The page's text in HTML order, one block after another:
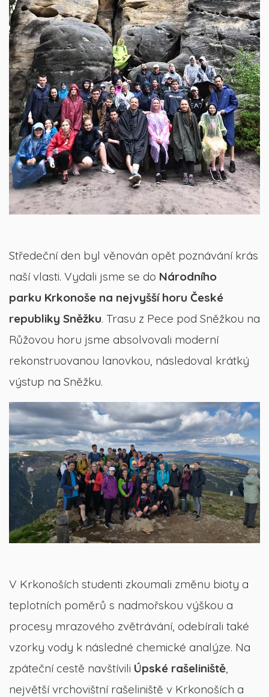
Středeční den byl věnován opět poznávání krás
naší vlasti. Vydali jsme se do Národního
parku Krkonoše na nejvyšší horu České
republiky Sněžku. Trasu z Pece pod Sněžkou na
Růžovou horu jsme absolvovali moderní
rekonstruovanou lanovkou, následoval krátký
výstup na Sněžku.
V Krkonoších studenti zkoumali změnu bioty a
teplotních poměrů s nadmořskou výškou a
procesy mrazového zvětrávání, odebírali také
vzorky vody k následné chemické analýze. Na
zpáteční cestě navštívili Úpské rašeliniště,
největší vrchovištní rašeliniště v Krkonoších a